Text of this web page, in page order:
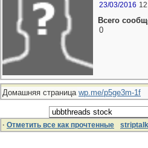
23/03/2016
Всего
0
Домашняя страница wp.me/p5ge3m-1f
· Отметить все как прочтенные